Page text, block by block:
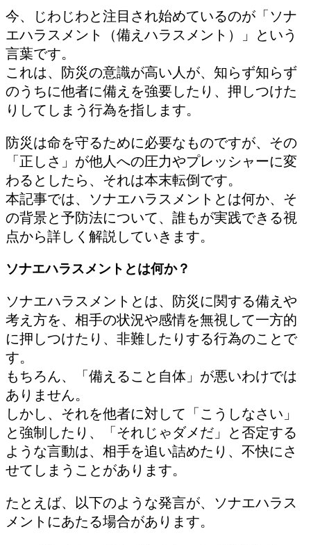
今、じわじわと注目され始めているのが「ソナ
エハラスメント（備えハラスメント）」という
言葉です。
これは、防災の意識が高い人が、知らず知らず
のうちに他者に備えを強要したり、押しつけた
りしてしまう行為を指します。
防災は命を守るために必要なものですが、その
「正しさ」が他人への圧力やプレッシャーに変
わるとしたら、それは本末転倒です。
本記事では、ソナエハラスメントとは何か、そ
の背景と予防法について、誰もが実践できる視
点から詳しく解説していきます。
ソナエハラスメントとは何か？
ソナエハラスメントとは、防災に関する備えや
考え方を、相手の状況や感情を無視して一方的
に押しつけたり、非難したりする行為のことで
す。
もちろん、「備えること自体」が悪いわけでは
ありません。
しかし、それを他者に対して「こうしなさい」
と強制したり、「それじゃダメだ」と否定する
ような言動は、相手を追い詰めたり、不快にさ
せてしまうことがあります。
たとえば、以下のような発言が、ソナエハラス
メントにあたる場合があります。